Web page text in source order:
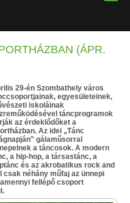
(ÁPR.
29-én Szombathely város
egyesületeinek,
iskoláinak
táncprogramok
az érdeklődőket a
Az idei „Tánc
gálaműsorral
a táncosok. A modern
a hip-hop, a társastánc, a
és az akrobatikus rock and
csak néhány műfaj az ünnepi
fellépő csoport